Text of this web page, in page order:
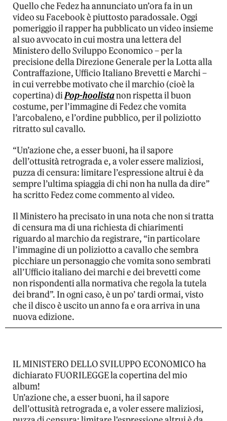
Quello che Fedez ha annunciato un’ora fa in un
video su Facebook è piuttosto paradossale. Oggi
pomeriggio il rapper ha pubblicato un video insieme
al suo avvocato in cui mostra una lettera del
Ministero dello Sviluppo Economico – per la
precisione della Direzione Generale per la Lotta alla
Contraffazione, Ufficio Italiano Brevetti e Marchi –
in cui verrebbe motivato che il marchio (cioè la
copertina) diPop-hoolistanon rispetta il buon
costume, per l’immagine di Fedez che vomita
l’arcobaleno, e l’ordine pubblico, per il poliziotto
ritratto sul cavallo.
“Un’azione che, a esser buoni, ha il sapore
dell’ottusità retrograda e, a voler essere maliziosi,
puzza di censura: limitare l’espressione altrui è da
sempre l’ultima spiaggia di chi non ha nulla da dire”
ha scritto Fedez come commento al video.
Il Ministero ha precisato in una nota che non si tratta
di censura ma di una richiesta di chiarimenti
riguardo al marchio da registrare, “in particolare
l’immagine di un poliziotto a cavallo che sembra
picchiare un personaggio che vomita sono sembrati
all’Ufficio italiano dei marchi e dei brevetti come
non rispondenti alla normativa che regola la tutela
dei brand”. In ogni caso, è un po’ tardi ormai, visto
che il disco è uscito un anno fa e ora arriva in una
nuova edizione.
IL MINISTERO DELLO SVILUPPO ECONOMICO ha
dichiarato FUORILEGGE la copertina del mio
album!
Un’azione che, a esser buoni, ha il sapore
dell’ottusità retrograda e, a voler essere maliziosi,